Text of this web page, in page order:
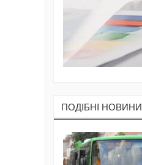
ПОДIБНI НОВИНИ